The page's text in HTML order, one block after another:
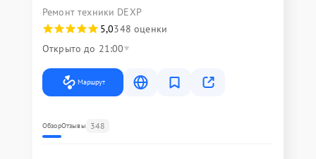
Ремонт техники DEXP
5,0348 оценки
Открыто до 21:00
Маршрут
ОбзорОтзывы 348